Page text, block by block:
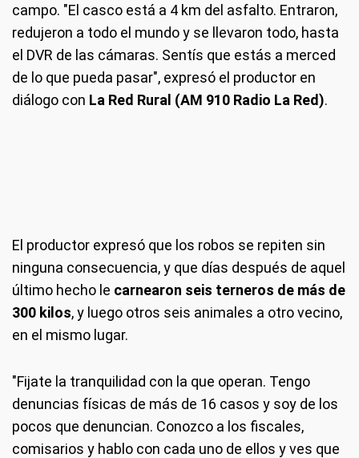
campo. "El casco está a 4 km del asfalto. Entraron,
redujeron a todo el mundo y se llevaron todo, hasta
el DVR de las cámaras. Sentís que estás a merced
de lo que pueda pasar", expresó el productor en
diálogo con La Red Rural (AM 910 Radio La Red).
El productor expresó que los robos se repiten sin
ninguna consecuencia, y que días después de aquel
último hecho le carnearon seis terneros de más de
300 kilos, y luego otros seis animales a otro vecino,
en el mismo lugar.
"Fijate la tranquilidad con la que operan. Tengo
denuncias físicas de más de 16 casos y soy de los
pocos que denuncian. Conozco a los fiscales,
comisarios y hablo con cada uno de ellos y ves que